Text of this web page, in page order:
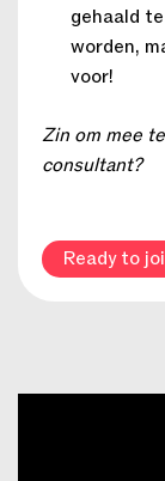
gehaald
worden,
voor!
Zin om mee
consultant?
Ready to